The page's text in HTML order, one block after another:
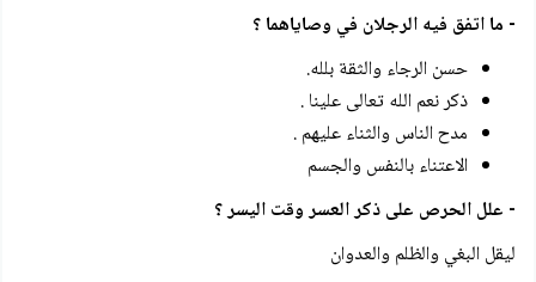
- ما اتفق فيه الرجلان في وصاياهما ؟
حسن الرجاء والثقة بلله.
ذكر نعم الله تعالى علينا .
مدح الناس والثناء عليهم .
الاعتناء بالنفس والجسم
- علل الحرص على ذكر العسر وقت اليسر ؟
ليقل البغي والظلم والعدوان